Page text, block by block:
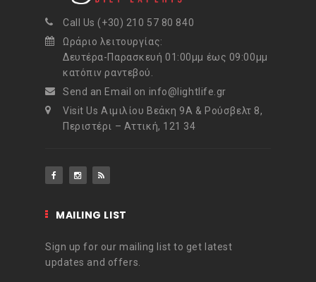
Call Us (+30) 210 57 80 840
Ωράριο λειτουργίας:
Δευτέρα-Παρασκευή 01:00μμ έως 09:00μμ
κατόπιν ραντεβού.
Send an Email on info@lightlife.gr
Visit Us Αιμιλίου Βεάκη 9Α & Ρούσβελτ 8,
Περιστέρι – Αττική, 121 34
MAILING LIST
Sign up for our mailing list to get latest
updates and offers.